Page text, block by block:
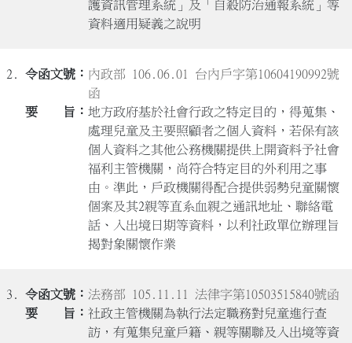
護資訊管理系統」及「自殺防治通報系統」等
資料適用疑義之說明
2.
內政部 106.06.01 台內戶字第10604190992號
函
地方政府基於社會行政之特定目的，得蒐集、
處理兒童及主要照顧者之個人資料，若保有該
個人資料之其他公務機關提供上開資料予社會
福利主管機關，尚符合特定目的外利用之事
由。準此，戶政機關得配合提供弱勢兒童關懷
個案及其2親等直系血親之通訊地址、聯絡電
話、入出境日期等資料，以利社政單位辦理旨
揭對象關懷作業
3.
法務部 105.11.11 法律字第10503515840號函
社政主管機關為執行法定職務對兒童進行查
訪，有蒐集兒童戶籍、親等關聯及入出境等資